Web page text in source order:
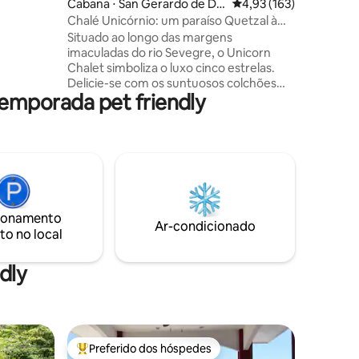
da
Cabana ⋅ San Gerardo de Do
ta
4,93 de uma avaliação
4,93 (163)
Chalé Unicórnio: um paraíso Quetzal à
beira do rio!
Situado ao longo das margens
imaculadas do rio Sevegre, o Unicorn
Chalet simboliza o luxo cinco estrelas.
Delicie-se com os suntuosos colchões
aquecidos Serta, disponíveis nos
tamanhos king e queen, cercados por
sistema de som Harmon Kardon e a
iluminação encantadora criam um
ambiente intimista. Este retiro
requintado promete uma experiência
Gerardo
pet friendly
no local
Ar-condicionado
hóspedes Entre os melhores preferidos dos hóspedes
Preferido dos hóspedes